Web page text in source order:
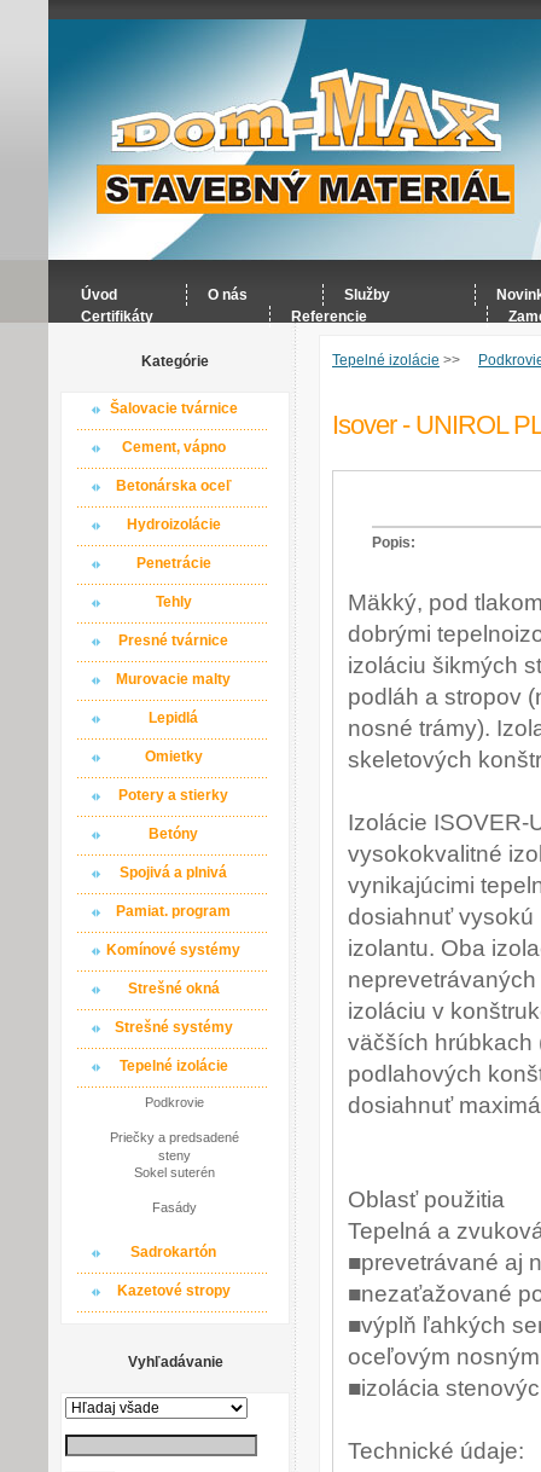
Úvod O nás Služby
Certifikáty
Referencie
Kategórie
Šalovacie tvárnice
Cement, vápno
Betonárska oceľ
Hydroizolácie
Penetrácie
Tehly
Presné tvárnice
Murovacie malty
Lepidlá
Omietky
Potery a stierky
Betóny
Spojivá a plnivá
Pamiat. program
Komínové systémy
Strešné okná
Strešné systémy
Tepelné izolácie
Podkrovie
Priečky a predsadené
steny
Sokel suterén
Fasády
Sadrokartón
Kazetové stropy
Vyhľadávanie
Tepelné izolácie >>
Isover - UNIROL
Popis:
Mäkký, pod
dobrými
izoláciu šikmých
podláh a stropov
nosné trámy).
skeletových
Izolácie ISOVER-
vysokokvalitné
vynikajúcimi
dosiahnuť vysokú
izolantu. Oba
izoláciu v
väčších hrúbkach
podlahových
dosiahnuť
Oblasť použitia
Tepelná a
■prevetrávané aj
■nezaťažované
■výplň ľahkých
oceľovým
■izolácia
Technické údaje: